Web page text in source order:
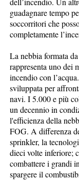
guadagnare tempo
soccorritori che
completamente
La nebbia formata
rappresenta uno dei
incendio con
sviluppata per
navi. I 5.000 e più
un decennio in
l'efficienza della
FOG. A differenza
sprinkler, la
dieci volte inferiore;
combattere i grandi
spargere il